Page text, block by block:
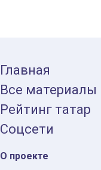
Главная
Все материалы
Рейтинг татар
Соцсети
О проекте